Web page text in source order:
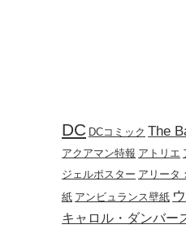
DC DCコミック The
アクアマン特報 アトリエ
ジェルポスター アリータ
紙 アンビュランス壁紙
キャロル・ダンバー